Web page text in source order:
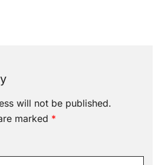
will not be published.
marked *